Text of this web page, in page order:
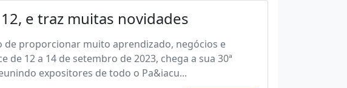
e traz muitas novidades
de proporcionar muito aprendizado, negócios e
12 a 14 de setembro de 2023, chega a sua 30ª
expositores de todo o Pa&iacu...